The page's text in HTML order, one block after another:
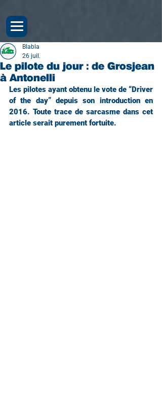
Le pilote du jour : de Grosjean
à Antonelli
Blabla
26 juil.
Les pilotes ayant obtenu le vote de “Driver
of the day” depuis son introduction en
2016. Toute trace de sarcasme dans cet
article serait purement fortuite.